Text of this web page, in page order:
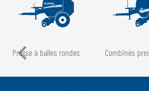
Presse à balles rondes Combinés